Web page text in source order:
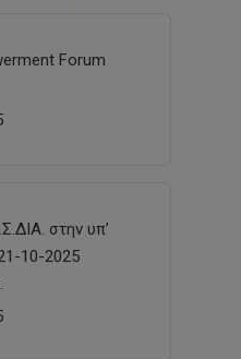
Forum
στην υπ’
10-2025